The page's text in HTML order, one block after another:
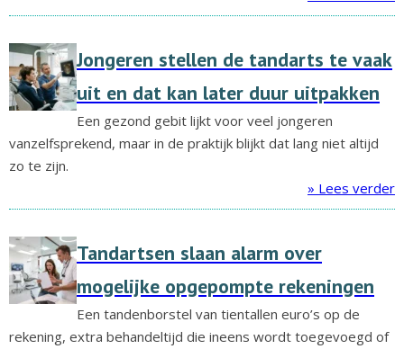
Jongeren stellen de tandarts te vaak
uit en dat kan later duur uitpakken
Een gezond gebit lijkt voor veel jongeren
vanzelfsprekend, maar in de praktijk blijkt dat lang niet altijd
zo te zijn.
» Lees verder
Tandartsen slaan alarm over
mogelijke opgepompte rekeningen
Een tandenborstel van tientallen euro’s op de
rekening, extra behandeltijd die ineens wordt toegevoegd of